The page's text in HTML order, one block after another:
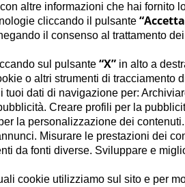
e scrittore pugliese. Studio Lettere
giornali del Sud-Est barese, ora
per Arte, Letteratura,
Chi sono
altre informazioni che hai fornito
cliccando il pulsante
il consenso al trattamento
sul pulsante “X” in alto a
o altri strumenti di tracciamento
tuoi dati di navigazione per:
Creare profili per la
la personalizzazione dei
Misurare le prestazioni dei
da fonti diverse. Sviluppare e
cookie utilizziamo sul sito e per